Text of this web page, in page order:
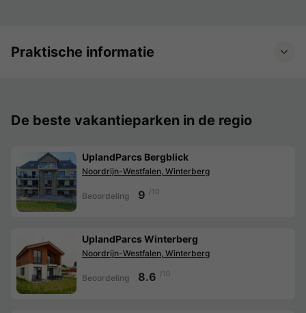
Praktische informatie
De beste vakantieparken in de regio
UplandParcs Bergblick
Noordrijn-Westfalen, Winterberg
Beoordeling 9 /10
UplandParcs Winterberg
Noordrijn-Westfalen, Winterberg
Beoordeling 8.6 /10